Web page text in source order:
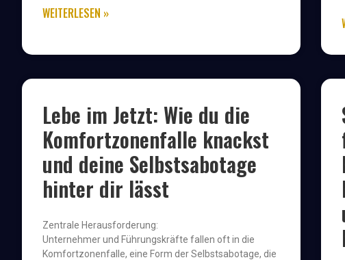
WEITERLESEN »
Lebe im Jetzt: Wie du die
Komfortzonenfalle knackst
und deine Selbstsabotage
hinter dir lässt
Zentrale Herausforderung:
Unternehmer und Führungskräfte fallen oft in die
Komfortzonenfalle, eine Form der Selbstsabotage, die